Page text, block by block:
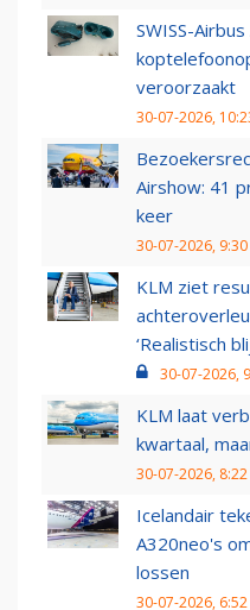
SWISS-
veroorzaakt
30-07-2026,
Airshow: 41
keer
30-07-2026, 9:30
KLM ziet
‘Realistisch
30-07-2026,
KLM laat
kwartaal,
30-07-2026, 8:22
Icelandair
A320neo's
lossen
30-07-2026, 6:52